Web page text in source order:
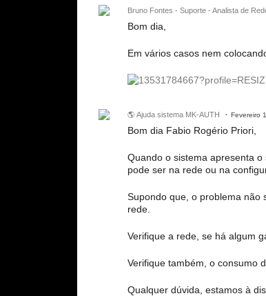
Bruno Fontes - Suporte - Analista de
Bom dia,
Em vários casos nem
🌎 Ajuda sistema MK-AUTH Fevereiro
Bom dia Fabio Rogério Priori,
Quando o sistema apresenta
pode ser na rede ou na
Supondo que, o problema não
rede.
Verifique a rede, se há algum
Verifique também, o consumo
Qualquer dúvida, estamos à